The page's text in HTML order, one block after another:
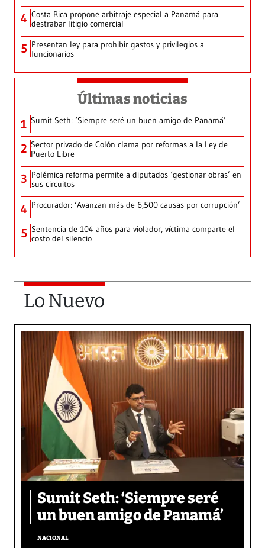
4 Costa Rica propone arbitraje especial a Panamá para
destrabar litigio comercial
5 Presentan ley para prohibir gastos y privilegios a
funcionarios
Últimas noticias
1 Sumit Seth: ‘Siempre seré un buen amigo de Panamá’
2 Sector privado de Colón clama por reformas a la Ley de
Puerto Libre
3 Polémica reforma permite a diputados ‘gestionar obras’ en
sus circuitos
4 Procurador: ‘Avanzan más de 6,500 causas por corrupción’
5 Sentencia de 104 años para violador, víctima comparte el
costo del silencio
Lo Nuevo
Sumit Seth: ‘Siempre seré
un buen amigo de Panamá’
NACIONAL